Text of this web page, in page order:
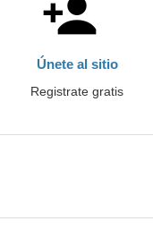
Únete al sitio
Registrate gratis